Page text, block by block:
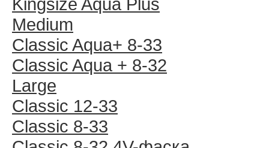
Medium
Classic Aqua+ 8-33
Classic Aqua + 8-32
Large
Classic 12-33
Classic 8-33